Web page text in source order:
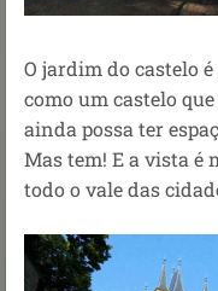
O jardim do castelo
como um castelo
ainda possa ter
Mas tem! E a vista é
todo o vale das